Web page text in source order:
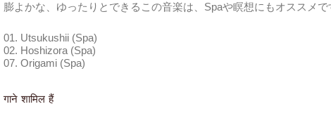
膨よかな、ゆったりとできるこの音楽は、Spaや瞑想にもオススメで
01. Utsukushii (Spa)
02. Hoshizora (Spa)
07. Origami (Spa)
गाने शामिल हैं